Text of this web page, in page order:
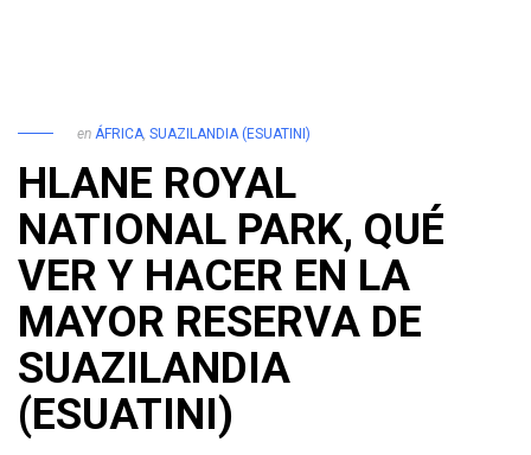
en ÁFRICA, SUAZILANDIA (ESUATINI)
HLANE ROYAL
NATIONAL PARK, QUÉ
VER Y HACER EN LA
MAYOR RESERVA DE
SUAZILANDIA
(ESUATINI)